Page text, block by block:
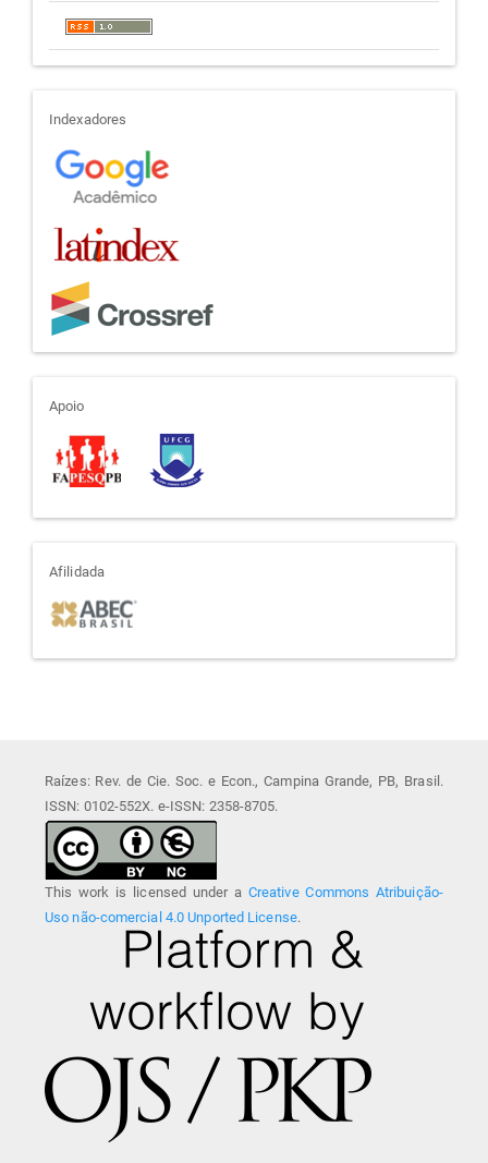
indexadores
Indexadores
apoio
Apoio
afiliada
Afilidada
Raízes: Rev. de Cie. Soc. e Econ., Campina Grande, PB, Brasil.
ISSN: 0102-552X. e-ISSN: 2358-8705.
This work is licensed under a Creative Commons Atribuição-
Uso não-comercial 4.0 Unported License.